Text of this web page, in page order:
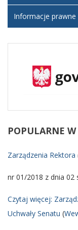
Informacje prawne
POPULARNE
Zarządzenia Rektora
nr 01/2018 z dnia 02
Czytaj więcej:
Uchwały Senatu (